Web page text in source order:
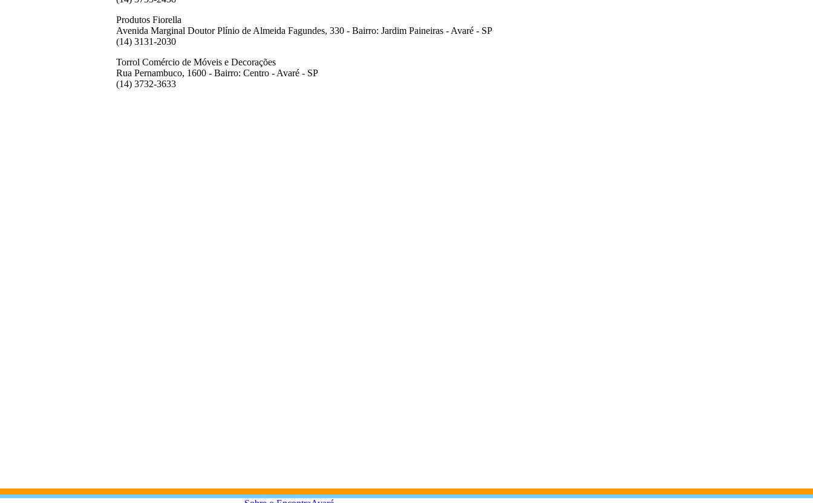
Produtos Fiorella
Avenida Marginal Doutor Plínio de Almeida Fagundes, 330 - Bairro: Jardim Paineiras - Avaré - SP
(14) 3131-2030
Torrol Comércio de Móveis e Decorações
Rua Pernambuco, 1600 - Bairro: Centro - Avaré - SP
(14) 3732-3633